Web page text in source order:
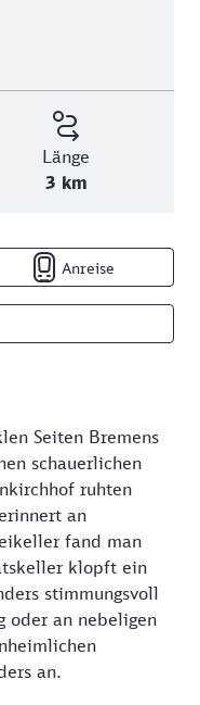
Länge
3 km
Anreise
Seiten Bremens
schauerlichen
ruhten
an
fand man
klopft ein
stimmungsvoll
oder an nebeligen
an.